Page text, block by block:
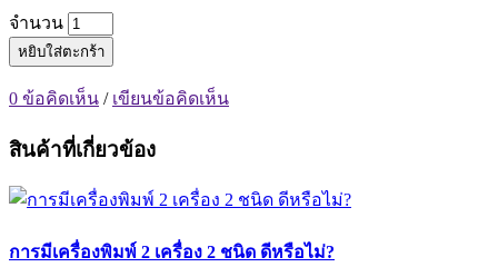
จำนวน
หยิบใส่ตะกร้า
0 ข้อคิดเห็น / เขียนข้อคิดเห็น
สินค้าที่เกี่ยวข้อง
การมีเครื่องพิมพ์ 2 เครื่อง 2 ชนิด ดีหรือไม่?